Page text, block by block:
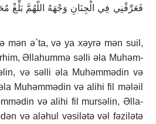
فَعَرِّفْنِي فِي الْجِنَانِ وَجْهَهُ اللَّهُمَّ بَلِّغْ
mən ə`ta, və ya xəyrə mən suil,
Əl­la­hummə səlli əla Muhəm­
və səlli əla Muhəm­mədin və
Muhəmmədin və alihi fil mələil
və alihi fil mur­səlin, Əlla­
və aləhul vəsilətə vəl fəzi­lətə